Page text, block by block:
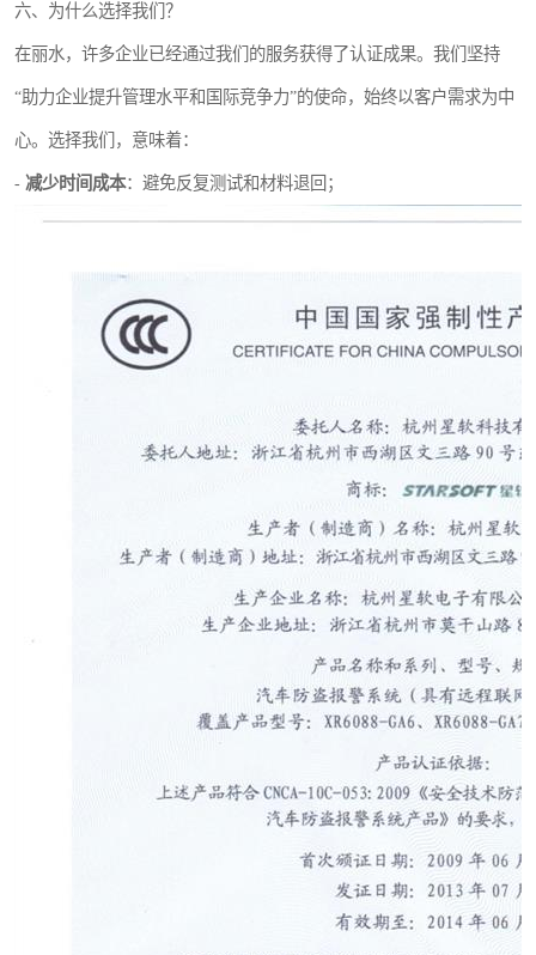
六、为什么选择我们？
在丽水，许多企业已经通过我们的服务获得了认证成果。我们坚持
“助力企业提升管理水平和国际竞争力”的使命，始终以客户需求为中
心。选择我们，意味着：
- 减少时间成本：避免反复测试和材料退回；